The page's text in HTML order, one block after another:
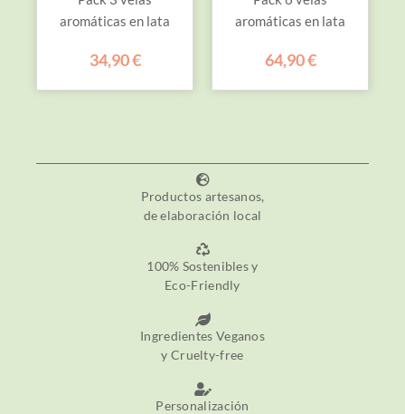
aromáticas en lata
34,90€
aromáticas en lata
64,90€
Productos artesanos,
de elaboración local
100% Sostenibles y
Eco-Friendly
Ingredientes Veganos
y Cruelty-free
Personalización